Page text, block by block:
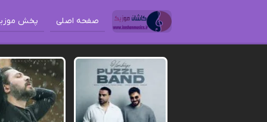
صفحه اصلی پخش